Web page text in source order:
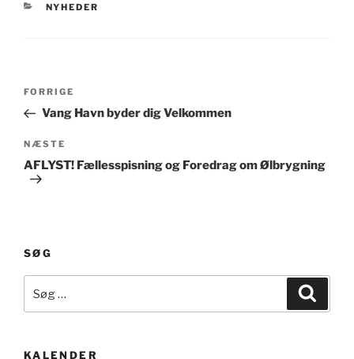
KATEGORIER
NYHEDER
Indlægsnavigation
Forrige
indlæg
FORRIGE
Vang Havn byder dig Velkommen
Næste
indlæg
NÆSTE
AFLYST! Fællesspisning og Foredrag om Ølbrygning
SØG
efter:
KALENDER